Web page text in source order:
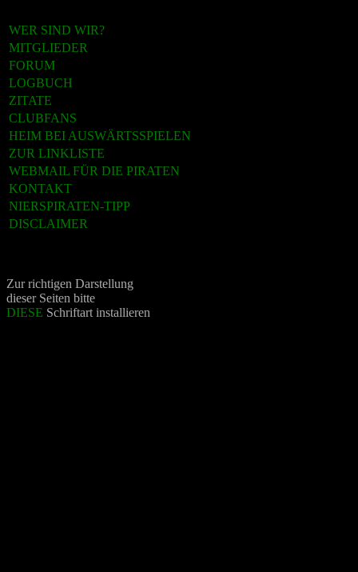
WER SIND WIR?
MITGLIEDER
FORUM
LOGBUCH
ZITATE
CLUBFANS
HEIM BEI AUSWÄRTSSPIELEN
ZUR LINKLISTE
WEBMAIL FÜR DIE PIRATEN
KONTAKT
NIERSPIRATEN-TIPP
DISCLAIMER
Zur richtigen Darstellung
dieser Seiten bitte
DIESE Schriftart installieren